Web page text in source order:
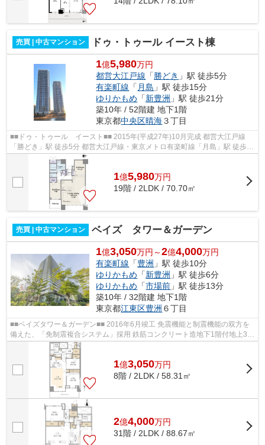
売買 | 中古マンション ドゥ・トゥール イースト棟
1億5,980万円
都営大江戸線 「 勝どき 」駅 徒歩5分
有楽町線 「 月島 」駅 徒歩15分
ゆりかもめ 「新豊洲 」駅 徒歩21分
築10年 / 52階建 地下1階
東京都中央区晴海３丁目
■■ドゥ・トゥール イースト■■ 2015年(平成27年)10月完成 都営大江戸線
「勝どき」駅 徒歩5分 都営大江戸線・東京メトロ有楽町線「月島」駅 徒歩15
分 充実の共用施設 ペット飼育可 ...
1億5,980万円
19階 / 2LDK / 70.70㎡
売買 | 中古マンション ベイズ タワー＆ガーデン
1億3,050万円～2億4,000万円
有楽町線 「豊洲 」駅 徒歩10分
ゆりかもめ 「新豊洲 」駅 徒歩6分
ゆりかもめ 「市場前 」駅 徒歩13分
築10年 / 32階建 地下1階
東京都江東区豊洲 ６丁目
■■ベイズタワー＆ガーデン■■ 2016年6月竣工 免震機能と制震機能の双方を
備えた、「免制震複合システム」採用 鉄筋コンクリート造地下1階付地上32
階建 総戸数550戸 東京メトロ有楽町...
1億3,050万円
8階 / 2LDK / 58.31㎡
2億4,000万円
31階 / 2LDK / 88.67㎡